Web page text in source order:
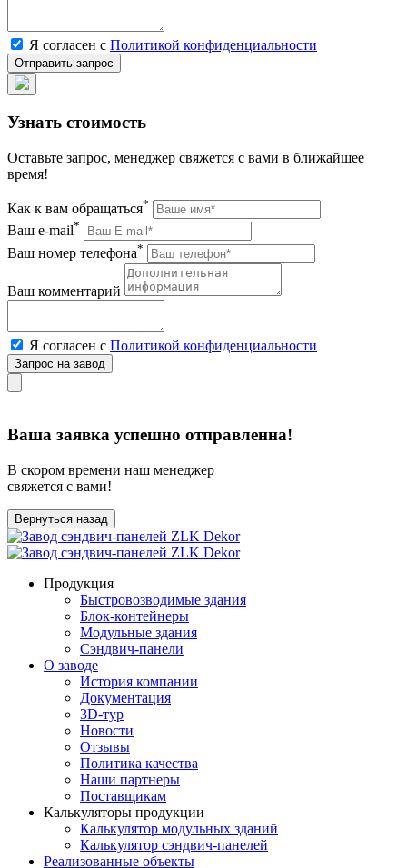
Я согласен с Политикой конфиденциальности
Узнать стоимость
Оставьте запрос, менеджер свяжется с вами в ближайшее
время!
Как к вам обращаться*
Ваш e-mail*
Ваш номер телефона*
Ваш комментарий
Я согласен с Политикой конфиденциальности
Ваша заявка успешно отправленна!
В скором времени наш менеджер
свяжется с вами!
Вернуться назад
Продукция
Быстровозводимые здания
Блок-контейнеры
Модульные здания
Сэндвич-панели
О заводе
История компании
Документация
3D-тур
Новости
Отзывы
Политика качества
Наши партнеры
Поставщикам
Калькуляторы продукции
Калькулятор модульных зданий
Калькулятор сэндвич-панелей
Реализованные объекты